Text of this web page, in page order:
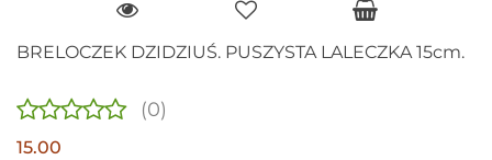
BRELOCZEK DZIDZIUŚ. PUSZYSTA LALECZKA 15cm.
(0)
15.00